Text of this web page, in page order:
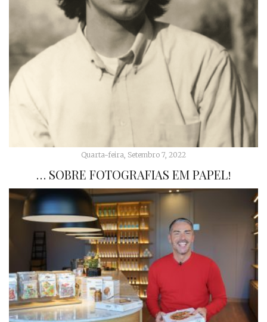
Quarta-feira, Setembro 7, 2022
… SOBRE FOTOGRAFIAS EM PAPEL!